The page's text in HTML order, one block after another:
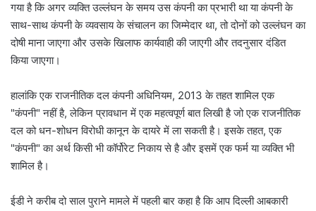
गया है कि अगर व्यक्ति उल्लंघन के समय उस कंपनी का प्रभारी था या कंपनी के
साथ-साथ कंपनी के व्यवसाय के संचालन का जिम्मेदार था, तो दोनों को उल्लंघन का
दोषी माना जाएगा और उसके खिलाफ कार्यवाही की जाएगी और तदनुसार दंडित
किया जाएगा।
हालांकि एक राजनीतिक दल कंपनी अधिनियम, 2013 के तहत शामिल एक
"कंपनी" नहीं है, लेकिन प्रावधान में एक महत्वपूर्ण बात लिखी है जो एक राजनीतिक
दल को धन-शोधन विरोधी कानून के दायरे में ला सकती है। इसके तहत, एक
"कंपनी" का अर्थ किसी भी कॉर्पोरेट निकाय से है और इसमें एक फर्म या व्यक्ति भी
शामिल है।
ईडी ने करीब दो साल पुराने मामले में पहली बार कहा है कि आप दिल्ली आबकारी